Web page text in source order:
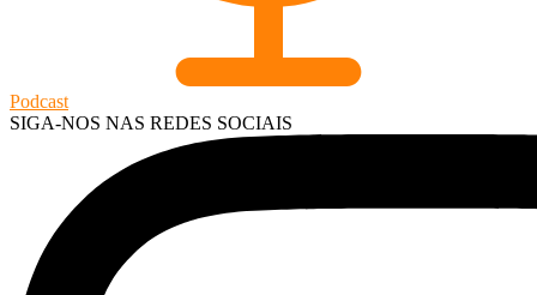
Podcast
SIGA-NOS NAS REDES SOCIAIS